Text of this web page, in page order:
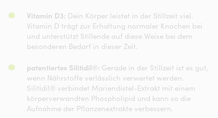
Vitamin D3: Dein Körper leistet in der Stillzeit viel.
Vitamin D trägt zur Erhaltung normaler Knochen bei
und unterstützt Stillende auf diese Weise bei dem
besonderen Bedarf in dieser Zeit.​
patentiertes Silitidil®: Gerade in der Stillzeit ist es gut,
wenn Nährstoffe verlässlich verwertet werden.
Silitidil® verbindet Mariendistel-Extrakt mit einem
körperverwandten Phospholipid und kann so die
Aufnahme der Pflanzenextrakte verbessern.​